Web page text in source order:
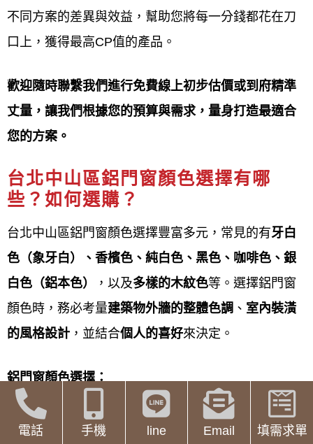
鋁門窗工程宅急便提供台北中山區鋁門窗線上估價服
務 通常透過電話、LINE或線上表單
供一個價格區間或初步報價。若報價符合需求，將安
排專員 到府精確丈量、確認細節，最終提供精確報價
與建議，是門窗更換的第一步。此服務提供
預算、 不便到場時也能取得資訊的便利管道。
線上估價服務流程
鋁門窗工程宅急便提供台北中山區鋁門窗線上估價服
務 流程如下：
線上初步諮詢與需求提供
透過LINE、線上表單或電話聯繫廠
(如：隔音、氣密) 及想要的窗型。
傳送現場照片與 初步尺寸
不同方案的差異與效益，幫助您將每一分錢都花在刀
口上，獲得最高CP值的產品。
歡迎隨時聯繫我們進行免費線上初步估價或到府精準
丈量，讓我們根據您的預算與需求，量身打造最適合
您的方案。
台北中山區鋁門窗顏色選擇有哪
些？如何選購？
台北中山區鋁門窗顏色選擇豐富多元，常見的有牙白
色（象牙白）、香檳色、純白色、黑色、咖啡色、銀
白色（鋁本色）
，以及多樣的木紋色等。選擇鋁門窗
顏色時，務必考量建築物外牆的整體色調 、 室內裝潢
的風格設計 ，並結合個人的喜好來決定。
鋁門窗顏色選擇：
牙白色( 象牙白色)
屬於百搭色系，能與多種
電話 手機 line Email 填需求單